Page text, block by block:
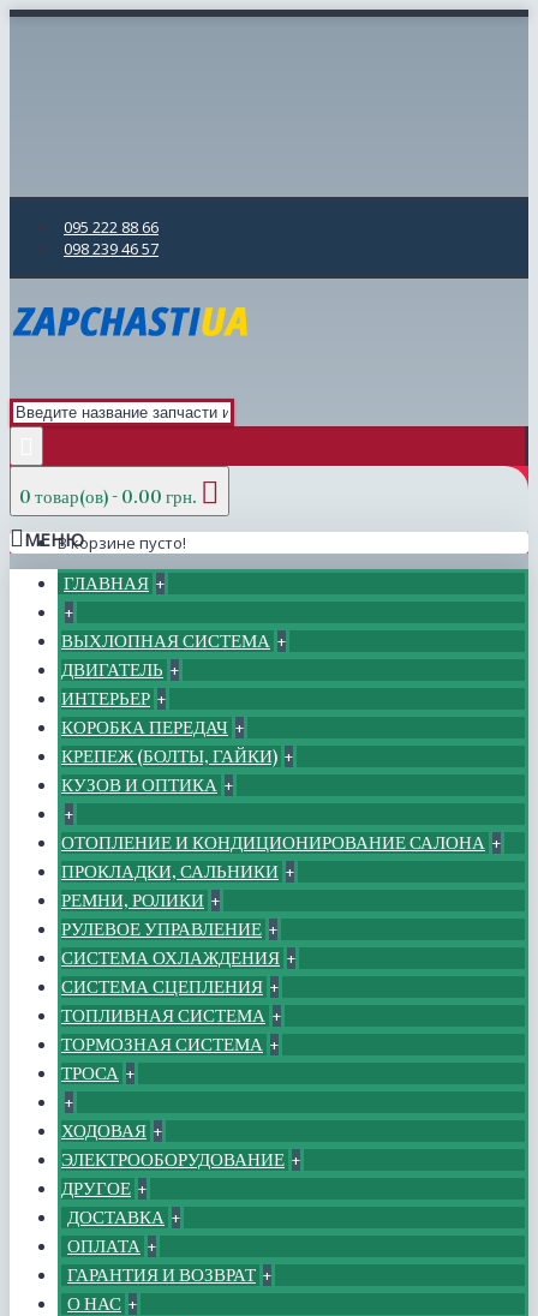
095 222 88 66
098 239 46 57
0 товар(ов) - 0.00 грн.
В корзине пусто!
МЕНЮ
ГЛАВНАЯ +
+
ВЫХЛОПНАЯ СИСТЕМА +
ДВИГАТЕЛЬ +
ИНТЕРЬЕР +
КОРОБКА ПЕРЕДАЧ +
КРЕПЕЖ (БОЛТЫ, ГАЙКИ) +
КУЗОВ И ОПТИКА +
+
ОТОПЛЕНИЕ И КОНДИЦИОНИРОВАНИЕ САЛОНА +
ПРОКЛАДКИ, САЛЬНИКИ +
РЕМНИ, РОЛИКИ +
РУЛЕВОЕ УПРАВЛЕНИЕ +
СИСТЕМА ОХЛАЖДЕНИЯ +
СИСТЕМА СЦЕПЛЕНИЯ +
ТОПЛИВНАЯ СИСТЕМА +
ТОРМОЗНАЯ СИСТЕМА +
ТРОСА +
+
ХОДОВАЯ +
ЭЛЕКТРООБОРУДОВАНИЕ +
ДРУГОЕ +
ДОСТАВКА +
ОПЛАТА +
ГАРАНТИЯ И ВОЗВРАТ +
О НАС +